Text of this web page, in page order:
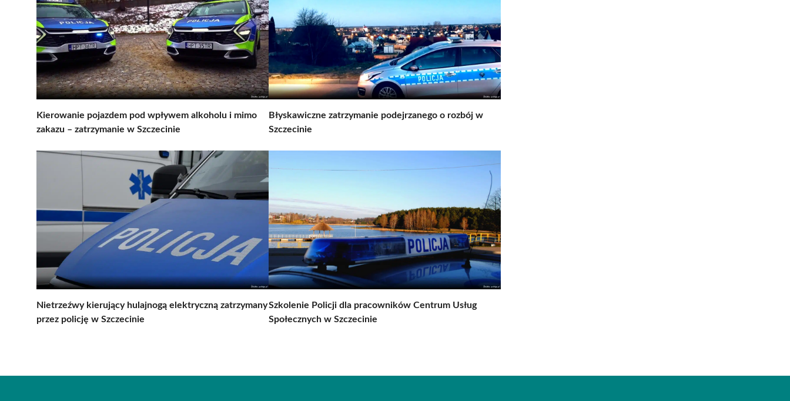
Kierowanie pojazdem pod wpływem alkoholu i mimo
zakazu – zatrzymanie w Szczecinie
Błyskawiczne zatrzymanie podejrzanego o rozbój w
Szczecinie
Nietrzeźwy kierujący hulajnogą elektryczną zatrzymany
przez policję w Szczecinie
Szkolenie Policji dla pracowników Centrum Usług
Społecznych w Szczecinie